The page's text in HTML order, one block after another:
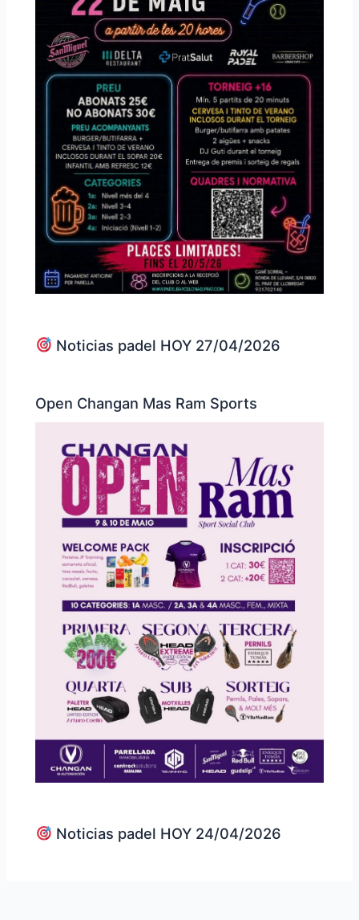
Noticias padel HOY 27/04/2026
Open Changan Mas Ram Sports
Noticias padel HOY 24/04/2026